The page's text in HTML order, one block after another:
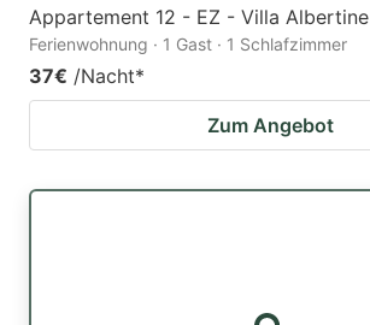
Appartement 12 - EZ - Villa Albertine
Ferienwohnung · 1 Gast · 1 Schlafzimmer
37€ /Nacht*
Zum Angebot